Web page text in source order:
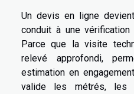
Un devis en ligne
conduit à une
Parce que la visite
relevé approfondi,
estimation en
valide les métrés, les